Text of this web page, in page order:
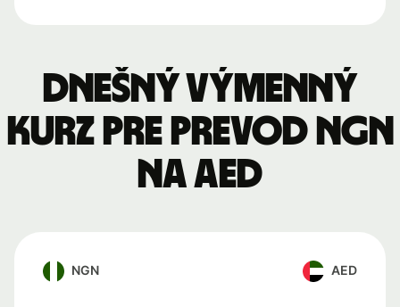
Dnešný výmenný
kurz pre prevod NGN
na AED
NGN AED